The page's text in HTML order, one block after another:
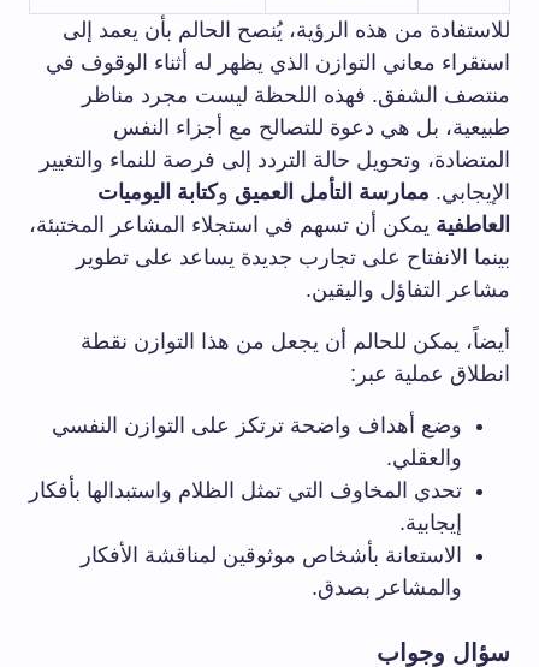
للاستفادة من هذه الرؤية، يُنصح الحالم بأن يعمد إلى
استقراء معاني التوازن الذي يظهر له أثناء الوقوف في
منتصف الشفق. فهذه اللحظة ليست مجرد مناظر
طبيعية، بل هي دعوة للتصالح مع أجزاء النفس
المتضادة، وتحويل حالة التردد إلى فرصة للنماء والتغيير
الإيجابي. ممارسة التأمل العميق وكتابة اليوميات
العاطفية يمكن أن تسهم في استجلاء المشاعر المختبئة،
بينما الانفتاح على تجارب جديدة يساعد على تطوير
مشاعر التفاؤل واليقين.
أيضاً، يمكن للحالم أن يجعل من هذا التوازن نقطة
انطلاق عملية عبر:
وضع أهداف واضحة ترتكز على التوازن النفسي
والعقلي.
تحدي المخاوف التي تمثل الظلام واستبدالها بأفكار
إيجابية.
الاستعانة بأشخاص موثوقين لمناقشة الأفكار
والمشاعر بصدق.
سؤال وجواب